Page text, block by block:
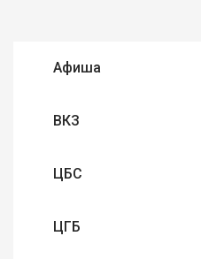
Афиша
ВКЗ
ЦБС
ЦГБ